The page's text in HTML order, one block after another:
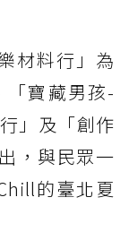
材料行」為
「寶藏男孩-
」及「創作
，與民眾一
的臺北夏